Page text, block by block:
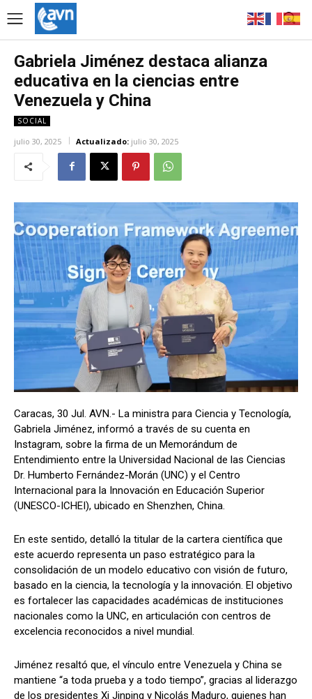
Gabriela Jiménez destaca alianza
educativa en la ciencias entre
Venezuela y China
SOCIAL
julio 30, 2025 Actualizado: julio 30, 2025
Caracas, 30 Jul. AVN.- La ministra para Ciencia y Tecnología,
Gabriela Jiménez, informó a través de su cuenta en
Instagram, sobre la firma de un Memorándum de
Entendimiento entre la Universidad Nacional de las Ciencias
Dr. Humberto Fernández-Morán (UNC) y el Centro
Internacional para la Innovación en Educación Superior
(UNESCO-ICHEI), ubicado en Shenzhen, China.
En este sentido, detalló la titular de la cartera científica que
este acuerdo representa un paso estratégico para la
consolidación de un modelo educativo con visión de futuro,
basado en la ciencia, la tecnología y la innovación. El objetivo
es fortalecer las capacidades académicas de instituciones
nacionales como la UNC, en articulación con centros de
excelencia reconocidos a nivel mundial.
Jiménez resaltó que, el vínculo entre Venezuela y China se
mantiene “a toda prueba y a todo tiempo”, gracias al liderazgo
de los presidentes Xi Jinping y Nicolás Maduro, quienes han